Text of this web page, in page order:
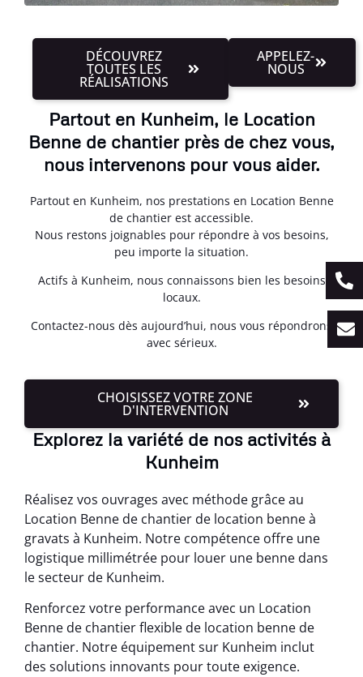
DÉCOUVREZ
TOUTES LES
RÉALISATIONS
APPELEZ-
NOUS
Partout en Kunheim, le Location
Benne de chantier près de chez vous,
nous intervenons pour vous aider.
Partout en Kunheim, nos prestations en Location Benne
de chantier est accessible.
Nous restons joignables pour répondre à vos besoins,
peu importe la situation.
Actifs à Kunheim, nous connaissons bien les besoins
locaux.
Contactez-nous dès aujourd’hui, nous vous répondrons
avec sérieux.
CHOISISSEZ VOTRE ZONE
D'INTERVENTION
Explorez la variété de nos activités à
Kunheim
Réalisez vos ouvrages avec méthode grâce au
Location Benne de chantier de location benne à
gravats à Kunheim. Notre compétence offre une
logistique millimétrée pour louer une benne dans
le secteur de Kunheim.
Renforcez votre performance avec un Location
Benne de chantier flexible de location benne de
chantier. Notre équipement sur Kunheim inclut
des solutions innovants pour toute exigence.